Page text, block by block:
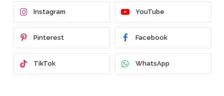
Instagram YouTube
Pinterest Facebook
TikTok WhatsApp